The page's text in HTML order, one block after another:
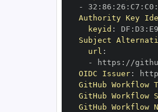
-
32 : 86 : 26 : C7 : C0 :
Authority Key
keyid : DF : D3 : E9
Subject
url :
-
https :
OIDC Issuer:
GitHub Workflow
GitHub Workflow
GitHub Workflow